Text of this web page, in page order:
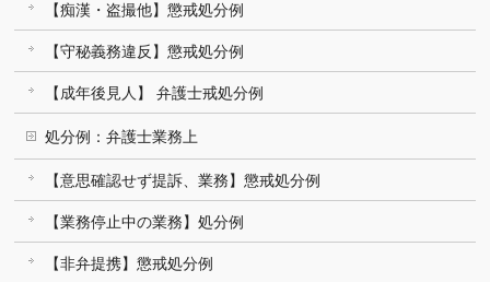
【痴漢・盗撮他】懲戒処分例
【守秘義務違反】懲戒処分例
【成年後見人】 弁護士戒処分例
処分例：弁護士業務上
【意思確認せず提訴、業務】懲戒処分例
【業務停止中の業務】処分例
【非弁提携】懲戒処分例